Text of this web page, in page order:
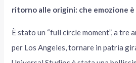
ritorno alle origini: che emozione
È stato un “full circle moment”, a tre
per Los Angeles, tornare in patria